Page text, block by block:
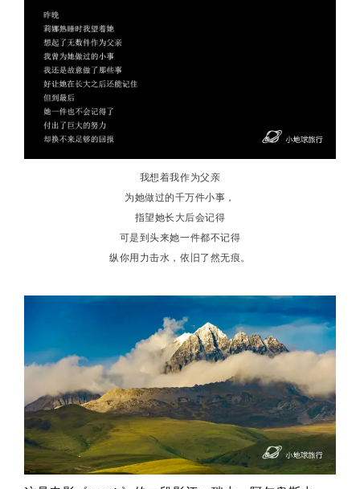
我想着我作为父亲
为她做过的千万件小事，
指望她长大后会记得
可是到头来她一件都不记得
纵你用力击水，依旧了然无痕。